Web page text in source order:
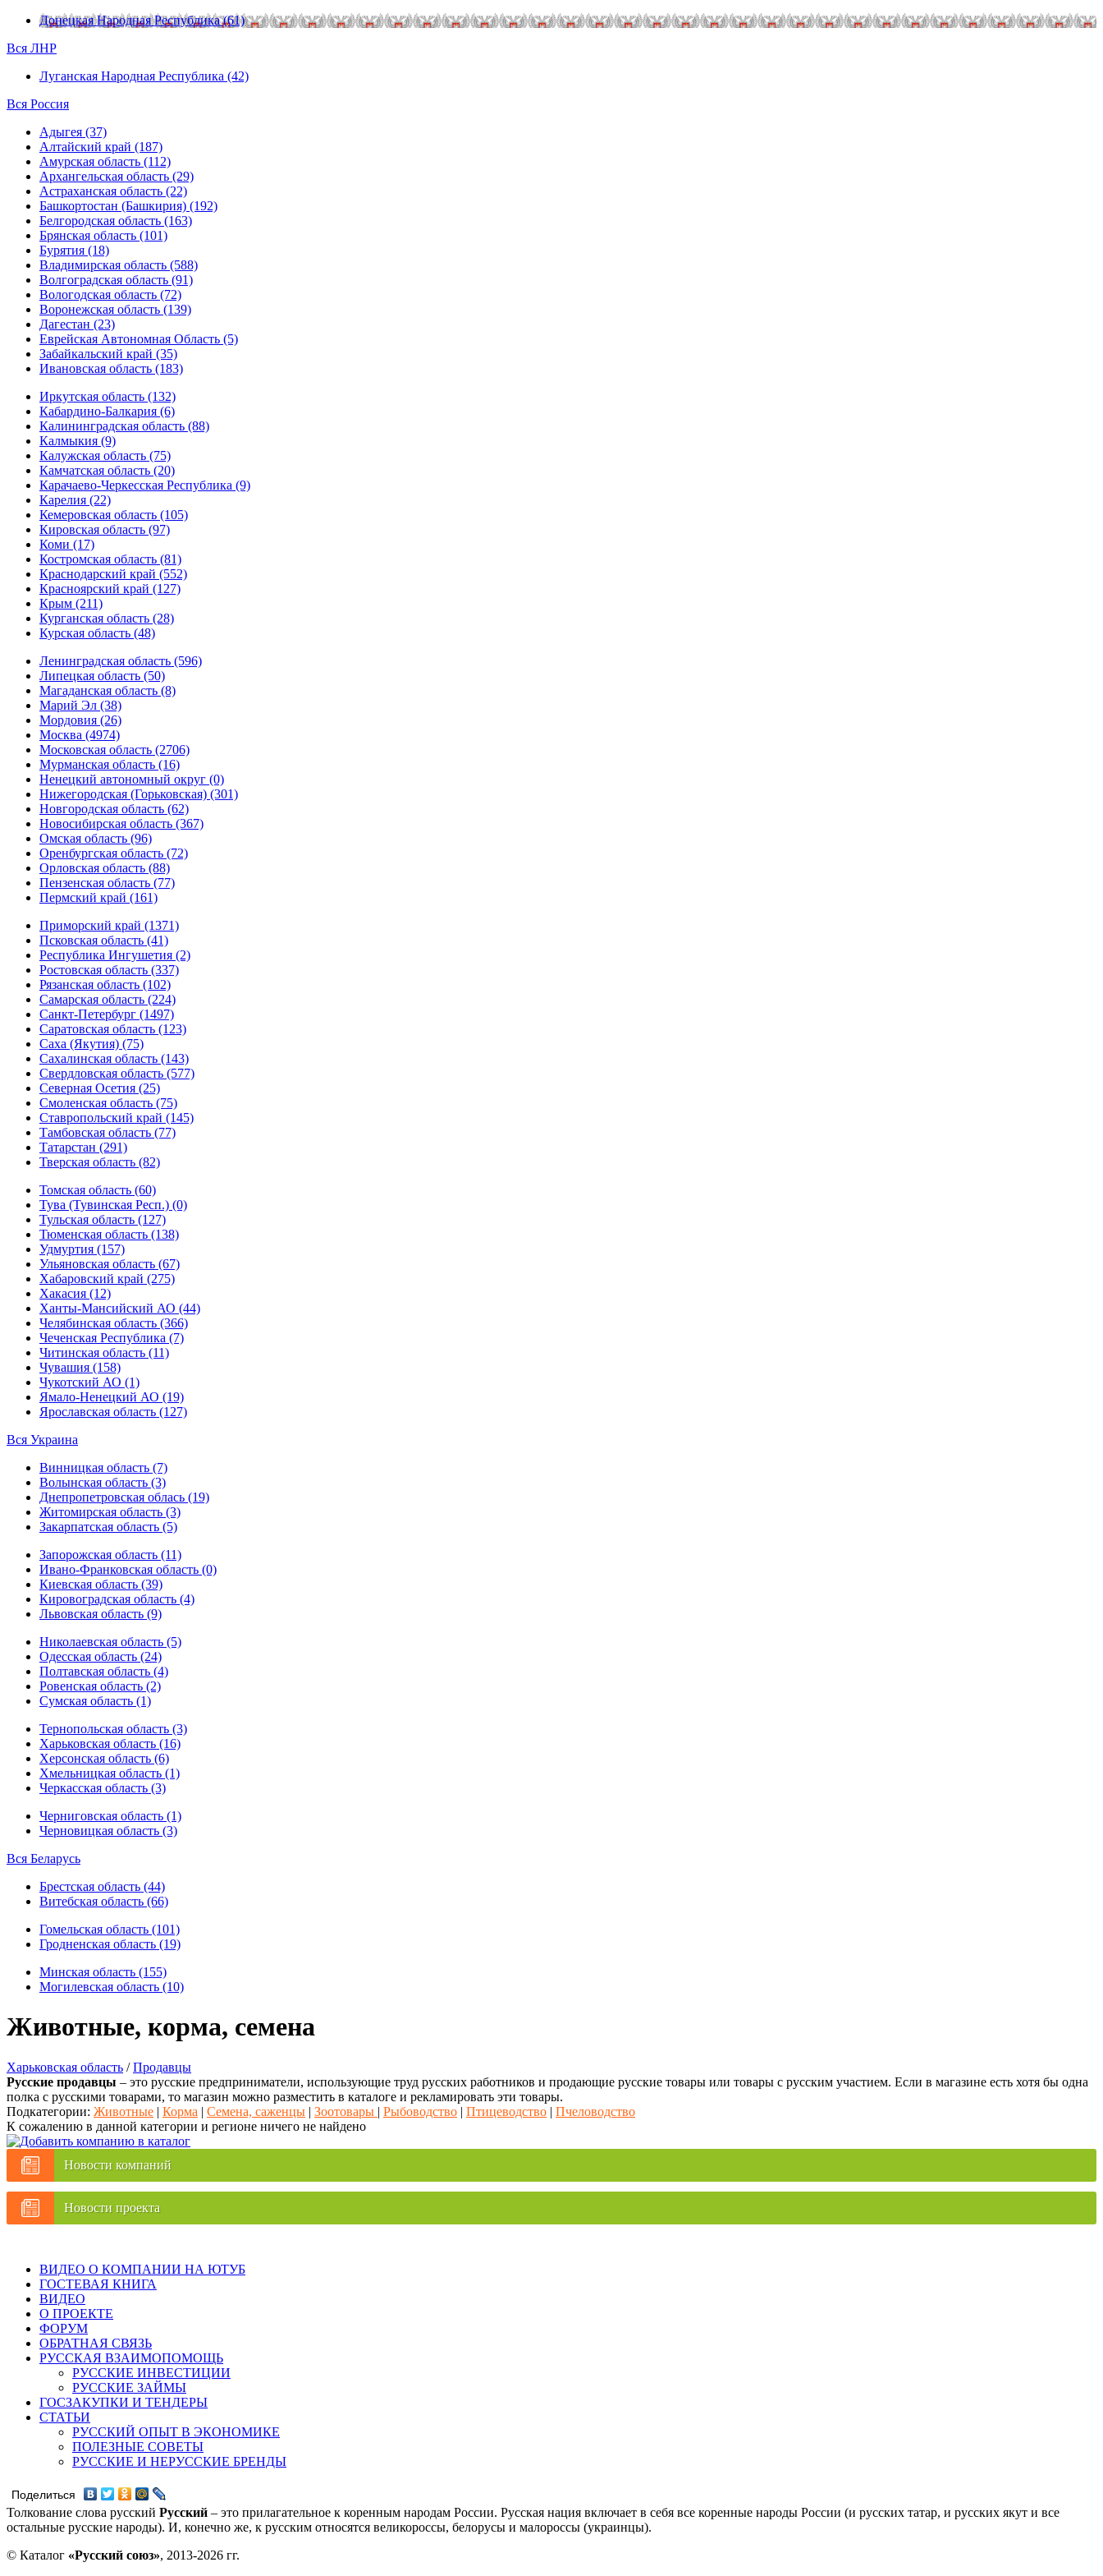
Донецкая Народная Республика (61)
Вся ЛНР
Луганская Народная Республика (42)
Вся Россия
Адыгея (37)
Алтайский край (187)
Амурская область (112)
Архангельская область (29)
Астраханская область (22)
Башкортостан (Башкирия) (192)
Белгородская область (163)
Брянская область (101)
Бурятия (18)
Владимирская область (588)
Волгоградская область (91)
Вологодская область (72)
Воронежская область (139)
Дагестан (23)
Еврейская Автономная Область (5)
Забайкальский край (35)
Ивановская область (183)
Иркутская область (132)
Кабардино-Балкария (6)
Калининградская область (88)
Калмыкия (9)
Калужская область (75)
Камчатская область (20)
Карачаево-Черкесская Республика (9)
Карелия (22)
Кемеровская область (105)
Кировская область (97)
Коми (17)
Костромская область (81)
Краснодарский край (552)
Красноярский край (127)
Крым (211)
Курганская область (28)
Курская область (48)
Ленинградская область (596)
Липецкая область (50)
Магаданская область (8)
Марий Эл (38)
Мордовия (26)
Москва (4974)
Московская область (2706)
Мурманская область (16)
Ненецкий автономный округ (0)
Нижегородская (Горьковская) (301)
Новгородская область (62)
Новосибирская область (367)
Омская область (96)
Оренбургская область (72)
Орловская область (88)
Пензенская область (77)
Пермский край (161)
Приморский край (1371)
Псковская область (41)
Республика Ингушетия (2)
Ростовская область (337)
Рязанская область (102)
Самарская область (224)
Санкт-Петербург (1497)
Саратовская область (123)
Саха (Якутия) (75)
Сахалинская область (143)
Свердловская область (577)
Северная Осетия (25)
Смоленская область (75)
Ставропольский край (145)
Тамбовская область (77)
Татарстан (291)
Тверская область (82)
Томская область (60)
Тува (Тувинская Респ.) (0)
Тульская область (127)
Тюменская область (138)
Удмуртия (157)
Ульяновская область (67)
Хабаровский край (275)
Хакасия (12)
Ханты-Мансийский АО (44)
Челябинская область (366)
Чеченская Республика (7)
Читинская область (11)
Чувашия (158)
Чукотский АО (1)
Ямало-Ненецкий АО (19)
Ярославская область (127)
Вся Украина
Винницкая область (7)
Волынская область (3)
Днепропетровская облась (19)
Житомирская область (3)
Закарпатская область (5)
Запорожская область (11)
Ивано-Франковская область (0)
Киевская область (39)
Кировоградская область (4)
Львовская область (9)
Николаевская область (5)
Одесская область (24)
Полтавская область (4)
Ровенская область (2)
Сумская область (1)
Тернопольская область (3)
Харьковская область (16)
Херсонская область (6)
Хмельницкая область (1)
Черкасская область (3)
Черниговская область (1)
Черновицкая область (3)
Вся Беларусь
Брестская область (44)
Витебская область (66)
Гомельская область (101)
Гродненская область (19)
Минская область (155)
Могилевская область (10)
Животные, корма, семена
Харьковская область /Продавцы
Русские продавцы – это русские предприниматели, использующие труд русских работников и продающие русские товары или товары с русским участием. Если в магазине есть хотя бы одна
полка с русскими товарами, то магазин можно разместить в каталоге и рекламировать эти товары.
Подкатегории: Животные | Корма | Семена, саженцы | Зоотовары | Рыбоводство | Птицеводство | Пчеловодство
К сожалению в данной категории и регионе ничего не найдено
Новости компаний
Новости проекта
ВИДЕО О КОМПАНИИ НА ЮТУБ
ГОСТЕВАЯ КНИГА
ВИДЕО
О ПРОЕКТЕ
ФОРУМ
ОБРАТНАЯ СВЯЗЬ
РУССКАЯ ВЗАИМОПОМОЩЬ
РУССКИЕ ИНВЕСТИЦИИ
РУССКИЕ ЗАЙМЫ
ГОСЗАКУПКИ И ТЕНДЕРЫ
СТАТЬИ
РУССКИЙ ОПЫТ В ЭКОНОМИКЕ
ПОЛЕЗНЫЕ СОВЕТЫ
РУССКИЕ И НЕРУССКИЕ БРЕНДЫ
Поделиться
Толкование слова русский Русский – это прилагательное к коренным народам России. Русская нация включает в себя все коренные народы России (и русских татар, и русских якут и все
остальные русские народы). И, конечно же, к русским относятся великороссы, белорусы и малороссы (украинцы).
© Каталог «Русский союз», 2013-2026 гг.